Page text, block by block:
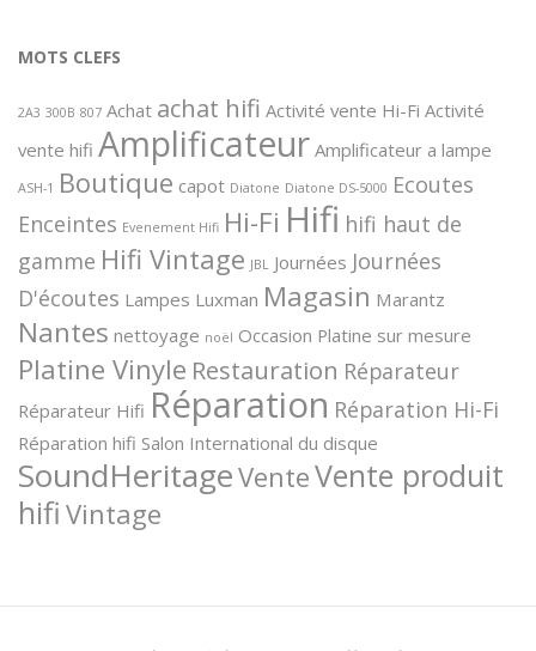
MOTS CLEFS
2A3 300B 807 Achat achat hifi Activité vente Hi-Fi Activité
vente hifi Amplificateur Amplificateur a lampe
ASH-1 Boutique capot Diatone Diatone DS-5000 Ecoutes
Enceintes Evenement Hifi Hi-Fi Hifi hifi haut de
gamme Hifi Vintage JBL Journées Journées
D'écoutes Lampes Luxman Magasin Marantz
Nantes nettoyage noël Occasion Platine sur mesure
Platine Vinyle Restauration Réparateur
Réparateur Hifi Réparation Réparation Hi-Fi
Réparation hifi Salon International du disque
SoundHeritageVenteVente produit
hifi Vintage